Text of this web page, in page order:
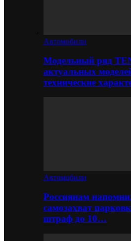
Автомобили
Модельный ряд
актуальных
технические
Автомобили
Россиянам
самозахват
штраф до 10…